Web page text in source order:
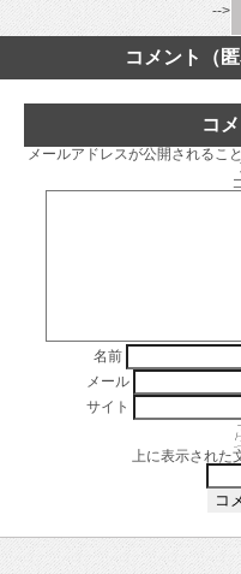
-->
コメント（
コ
メールアドレスが公開されるこ
名前
メール
サイト
上に表示された